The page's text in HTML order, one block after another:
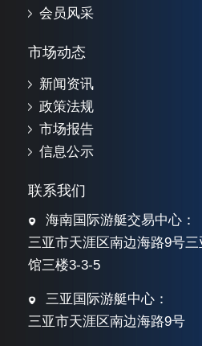
会员风采
市场动态
新闻资讯
政策法规
市场报告
信息公示
联系我们
海南国际游艇交易中心：
三亚市天涯区南边海路9号
馆三楼3-3-5
三亚国际游艇中心：
三亚市天涯区南边海路9号